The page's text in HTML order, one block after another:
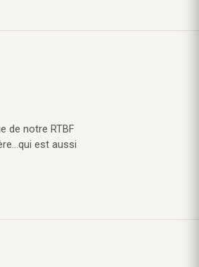
de notre RTBF
est aussi